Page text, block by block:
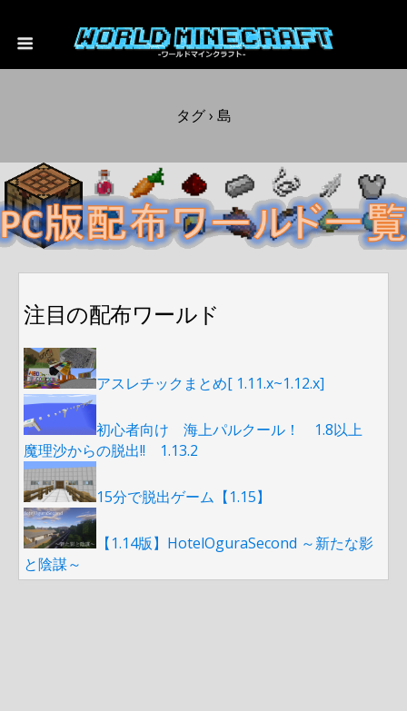
タグ › 島
注目の配布ワールド
アスレチックまとめ[ 1.11.x~1.12.x]
初心者向け 海上パルクール！ 1.8以上
魔理沙からの脱出!! 1.13.2
15分で脱出ゲーム【1.15】
【1.14版】HotelOguraSecond ～新たな影
と陰謀～